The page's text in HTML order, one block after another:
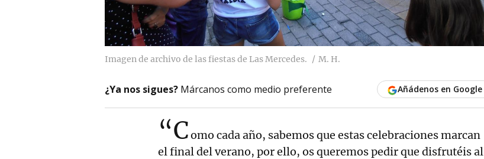
Imagen de archivo de las fiestas de Las Mercedes. M. H.
¿Ya nos sigues? Márcanos como medio preferente Añádenos en Google
“Como cada año, sabemos que estas celebraciones marcan
el final del verano, por ello, os queremos pedir que disfrutéis al